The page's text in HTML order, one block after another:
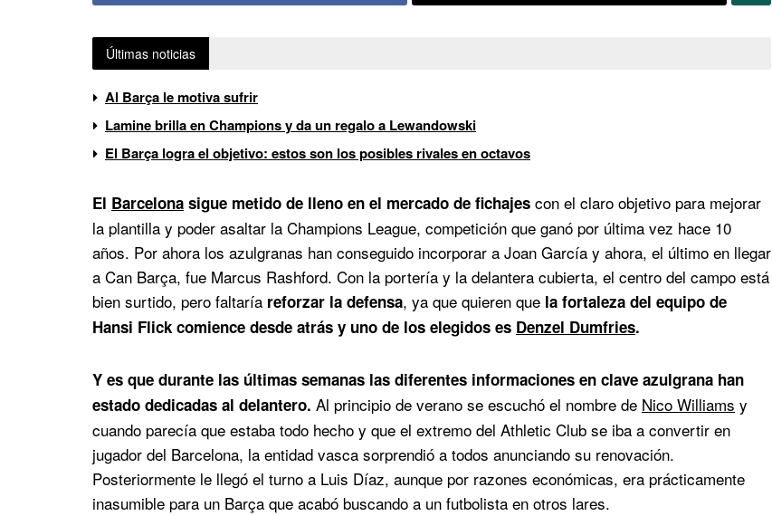
Últimas noticias
Al Barça le motiva sufrir
Lamine brilla en Champions y da un regalo a Lewandowski
El Barça logra el objetivo: estos son los posibles rivales en octavos
El Barcelona sigue metido de lleno en el mercado de fichajes con el claro objetivo para mejorar
la plantilla y poder asaltar la Champions League, competición que ganó por última vez hace 10
años. Por ahora los azulgranas han conseguido incorporar a Joan García y ahora, el último en llegar
a Can Barça, fue Marcus Rashford. Con la portería y la delantera cubierta, el centro del campo está
bien surtido, pero faltaría reforzar la defensa, ya que quieren que la fortaleza del equipo de
Hansi Flick comience desde atrás y uno de los elegidos es Denzel Dumfries.
Y es que durante las últimas semanas las diferentes informaciones en clave azulgrana han
estado dedicadas al delantero. Al principio de verano se escuchó el nombre de Nico Williams y
cuando parecía que estaba todo hecho y que el extremo del Athletic Club se iba a convertir en
jugador del Barcelona, la entidad vasca sorprendió a todos anunciando su renovación.
Posteriormente le llegó el turno a Luis Díaz, aunque por razones económicas, era prácticamente
inasumible para un Barça que acabó buscando a un futbolista en otros lares.